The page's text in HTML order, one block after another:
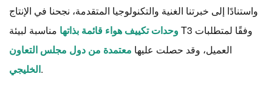
واستنادًا إلى خبرتنا الغنية والتكنولوجيا المتقدمة، نجحنا في الإنتاج
وحدات تكييف هواء قائمة بذاتها مناسبة لبيئة T3 وفقًا لمتطلبات
العميل، وقد حصلت عليها معتمدة من دول مجلس التعاون
الخليجي.